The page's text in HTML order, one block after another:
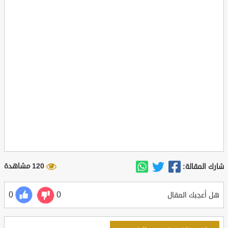
شارك المقالة: 120 مشاهدة
هل أعجبك المقال 0
0